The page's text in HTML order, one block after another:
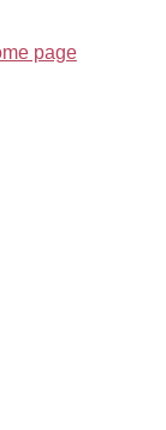
page